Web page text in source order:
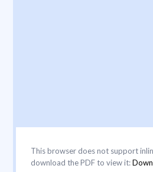
This browser does not support
download the PDF to view it: